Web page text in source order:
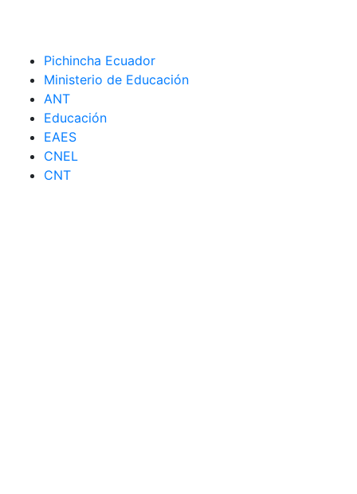
Pichincha Ecuador
Ministerio de Educación
ANT
Educación
EAES
CNEL
CNT